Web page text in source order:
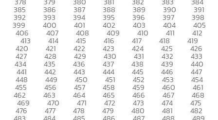
385 386 387 388 389 390 391
392 393 394 395 396 397 398
399 400 401 402 403 404 405
406 407 408 409 410 411 412
413 414 415 416 417 418 419
420 421 422 423 424 425 426
427 428 429 430 431 432 433
434 435 436 437 438 439 440
441 442 443 444 445 446 447
448 449 450 451 452 453 454
455 456 457 458 459 460 461
462 463 464 465 466 467 468
469 470 471 472 473 474 475
476 477 478 479 480 481 482